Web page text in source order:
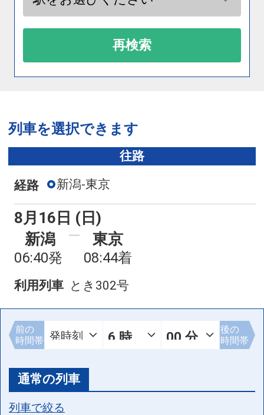
再検索
列車を選択できます
往路
経路 新潟-東京
8月16日 (日)
新潟
06:40発
東京
08:44着
利用列車 とき302号
前の
時間帯
後の
時間帯
通常の列車
列車で絞る